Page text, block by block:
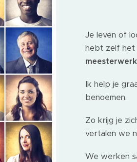
Je leven of
hebt zelf het
meesterwerk
Ik help je
benoemen.
Zo krijg je
vertalen we
We werken